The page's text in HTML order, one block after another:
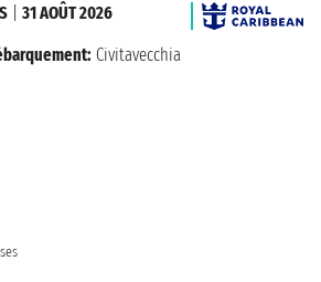
31 AOÛT 2026
Civitavecchia